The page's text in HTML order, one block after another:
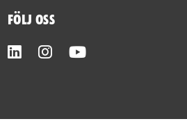
Följ oss
FacebookLinkedInInstagram